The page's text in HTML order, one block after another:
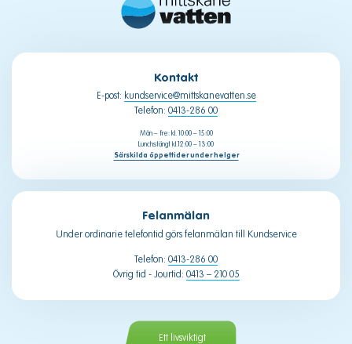
Ett livsviktigt
Kontakt
E-post: kundservice@mittskanevatten.se
Telefon: 0413-286 00
Mån – fre: kl. 10:00 – 15:00
Lunchstängt kl.12:00 – 13:00
Särskilda öppettider under helger
Felanmälan
Under ordinarie telefontid görs felanmälan till Kundservice
Telefon: 0413-286 00
Övrig tid - Jourtid: 0413 – 210 05